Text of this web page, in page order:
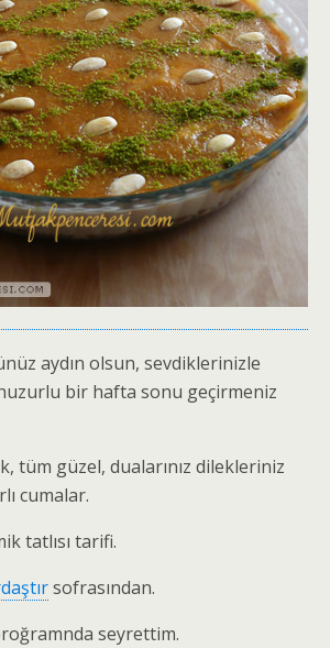
aydın olsun, sevdiklerinizle
bir hafta sonu geçirmeniz
tüm güzel, dualarınız dilekleriniz
cumalar.
tatlısı tarifi.
sofrasından.
seyrettim.